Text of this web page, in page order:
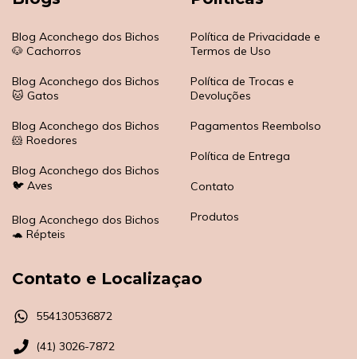
Blog Aconchego dos Bichos
🐶 Cachorros
Blog Aconchego dos Bichos
🐱 Gatos
Blog Aconchego dos Bichos
🐹 Roedores
Blog Aconchego dos Bichos
🐦 Aves
Blog Aconchego dos Bichos
🐢 Répteis
Política de Privacidade e
Termos de Uso
Política de Trocas e
Devoluções
Pagamentos Reembolso
Política de Entrega
Contato
Produtos
Contato e Localizaçao
554130536872
(41) 3026-7872